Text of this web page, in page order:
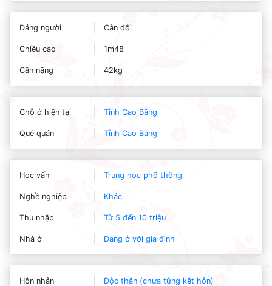
Dáng người Cân đối
Chiều cao 1m48
Cân nặng 42kg
Chỗ ở hiện tại Tỉnh Cao Bằng
Quê quán Tỉnh Cao Bằng
Học vấn Trung học phổ thông
Nghề nghiệp Khác
Thu nhập Từ 5 đến 10 triệu
Nhà ở Đang ở với gia đình
Hôn nhân Độc thân (chưa từng kết hôn)